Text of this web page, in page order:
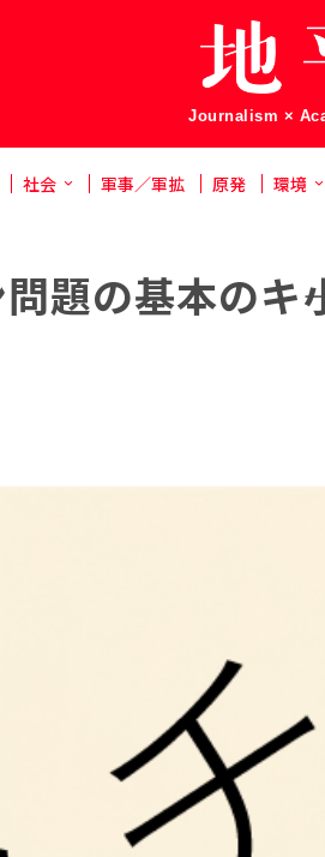
Journalism ×
社会 軍事／軍拡 原発 環境
題の基本のキ